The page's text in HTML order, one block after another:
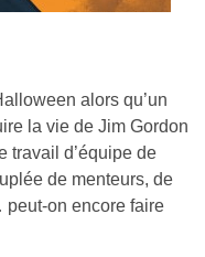
alors qu’un
la vie de Jim Gordon
travail d’équipe de
de menteurs, de
on encore faire